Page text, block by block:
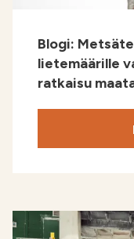
Blogi:
lietemäärille
ratkaisu